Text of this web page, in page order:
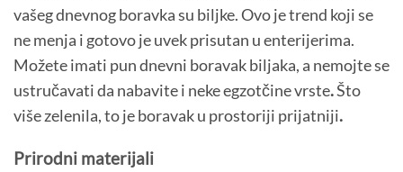
vašeg dnevnog boravka su biljke. Ovo je trend koji se
ne menja i gotovo je uvek prisutan u enterijerima.
Možete imati pun dnevni boravak biljaka, a nemojte se
ustručavati da nabavite i neke egzotčine vrste.Što
više zelenila, to je boravak u prostoriji prijatniji.
Prirodni materijali